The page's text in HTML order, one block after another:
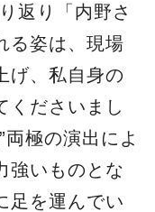
返り「内野さ
る姿は、現場
げ、私自身の
くださいまし
極の演出によ
強いものとな
足を運んでい